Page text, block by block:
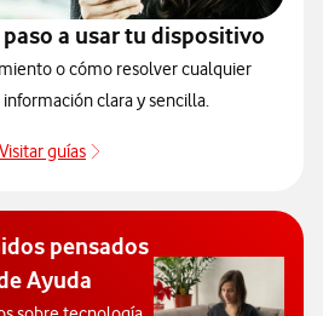
a usar tu dispositivo
o cómo resolver cualquier
clara y sencilla.
Visitar guías
pensados
Ayuda